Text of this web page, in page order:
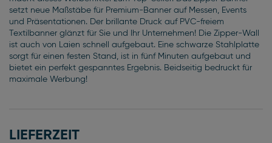
setzt neue Maßstäbe für Premium-Banner auf Messen, Events
und Präsentationen. Der brillante Druck auf PVC-freiem
Textilbanner glänzt für Sie und Ihr Unternehmen! Die Zipper-Wall
ist auch von Laien schnell aufgebaut. Eine schwarze Stahlplatte
sorgt für einen festen Stand, ist in fünf Minuten aufgebaut und
bietet ein perfekt gespanntes Ergebnis. Beidseitig bedruckt für
maximale Werbung!
LIEFERZEIT